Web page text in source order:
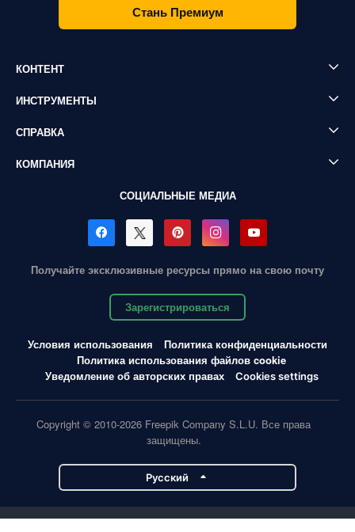
Стань Премиум
КОНТЕНТ
ИНСТРУМЕНТЫ
СПРАВКА
КОМПАНИЯ
СОЦИАЛЬНЫЕ МЕДИА
Получайте эксклюзивные ресурсы прямо на свою почту
Зарегистрироваться
Условия использования
Политика конфиденциальности
Политика использования файлов cookie
Уведомление об авторских правах
Cookies settings
Copyright © 2010-2026 Freepik Company S.L.U. Все права
защищены.
Pусский